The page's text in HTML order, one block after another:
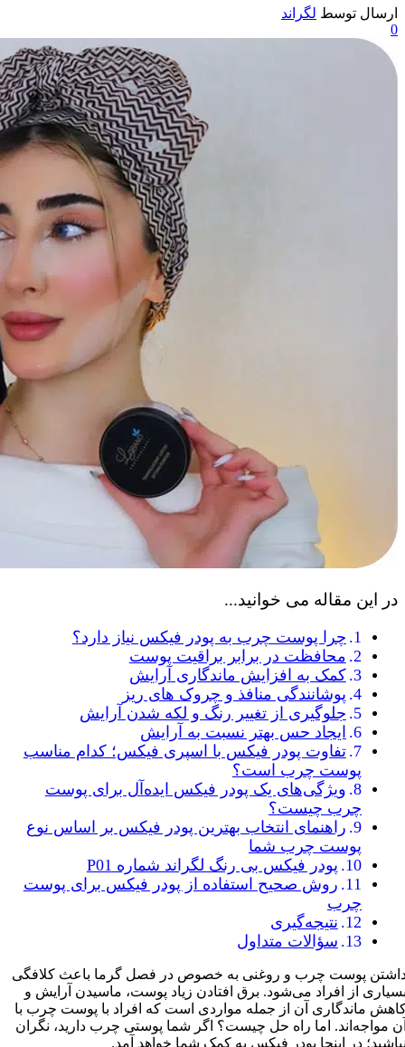
ارسال توسط لگراند
0
در این مقاله می خوانید...
چرا پوست چرب به پودر فیکس نیاز دارد؟
محافظت در برابر براقیت پوست
کمک به افزایش ماندگاری آرایش
پوشانندگی منافذ و چروک‌ های ریز
جلوگیری از تغییر رنگ و لکه شدن آرایش
ایجاد حس بهتر نسبت به آرایش
تفاوت پودر فیکس با اسپری فیکس؛ کدام مناسب
پوست چرب است؟
ویژگی‌های یک پودر فیکس ایده‌آل برای پوست
چرب چیست؟
راهنمای انتخاب بهترین پودر فیکس بر اساس نوع
پوست چرب شما
پودر فیکس بی رنگ لگراند شماره P01
روش صحیح استفاده از پودر فیکس برای پوست
چرب
نتیجه‌گیری
سؤالات متداول
پوست چرب و روغنی به‌ خصوص در فصل گرما باعث کلافگی
از افراد می‌شود. برق افتادن زیاد پوست، ماسیدن آرایش و
ماندگاری آن از جمله مواردی است که افراد با پوست چرب با
مواجه‌اند. اما راه‌ حل چیست؟ اگر شما پوستی چرب دارید، نگران
در اینجا پودر فیکس به کمک شما خواهد آمد.